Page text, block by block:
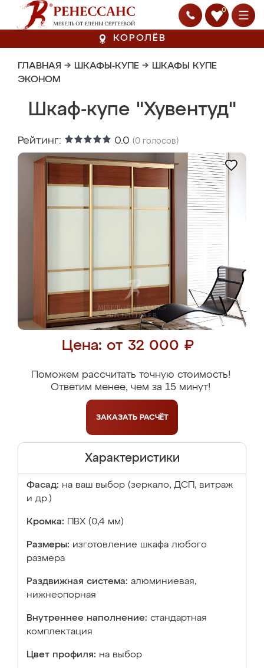
0
КОРОЛЁВ
ГЛАВНАЯ → ШКАФЫ-КУПЕ → ШКАФЫ КУПЕ
ЭКОНОМ
Шкаф-купе "Хувентуд"
Рейтинг: 0.0 (0 голосов)
Цена: от 32 000 ₽
Поможем рассчитать точную стоимость!
Ответим менее, чем за 15 минут!
ЗАКАЗАТЬ РАСЧЁТ
Характеристики
Фасад: на ваш выбор (зеркало, ДСП, витраж
и др.)
Кромка: ПВХ (0,4 мм)
Размеры: изготовление шкафа любого
размера
Раздвижная система: алюминиевая,
нижнеопорная
Внутреннее наполнение: стандартная
комплектация
Цвет профиля: на выбор